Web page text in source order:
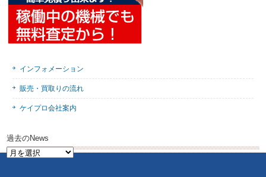
インフォメーション
販売・買取りの流れ
ケイプロ会社案内
過去のNews
過